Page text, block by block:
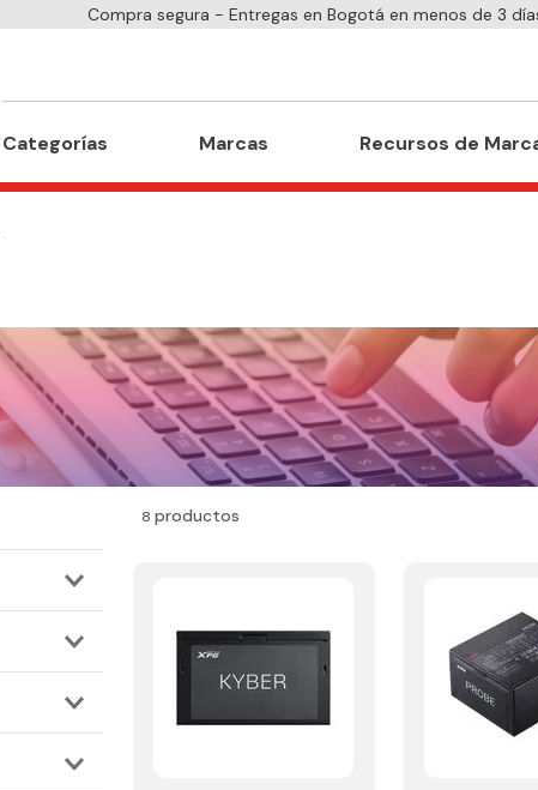
Compra segura - Entregas en Bogotá en menos de 3
Categorías Marcas Recursos de
8 productos